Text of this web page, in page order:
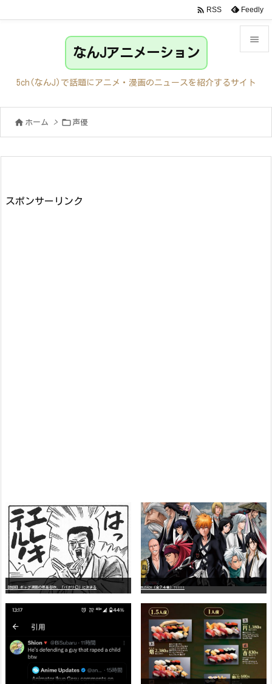

サイド
前へ

 RSS Feedly
なんJアニメーション
5ch(なんJ)で話題にアニメ・漫画のニュースを紹介するサイト
 ホーム >  声優
スポンサーリンク
【朗報】ギャグ漫画の最高傑作、「パタリロ」に決まる BLEACH（全７４巻）?!!!!!